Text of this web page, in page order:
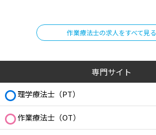
作業療法士の求人をすべて見る
専門サイト
理学療法士（PT）
作業療法士（OT）